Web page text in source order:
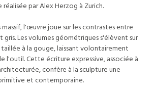
par Alex Herzog à Zurich.
massif, l'œuvre joue sur les contrastes entre
Les volumes géométriques s'élèvent sur
à la gouge, laissant volontairement
l'outil. Cette écriture expressive, associée à
confère à la sculpture une
et contemporaine.